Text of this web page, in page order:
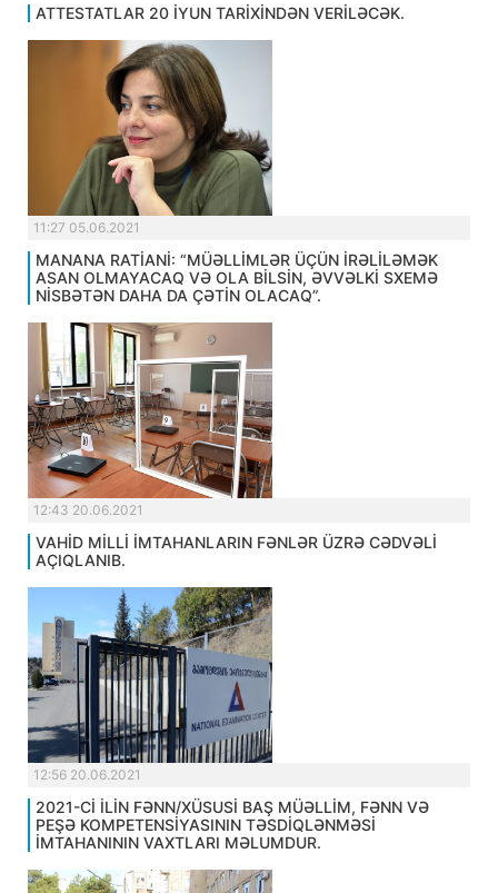
ATTESTATLAR 20 İYUN TARİXİNDƏN VERİLƏCƏK.
11:27 05.06.2021
MANANA RATİANİ: “MÜƏLLİMLƏR ÜÇÜN İRƏLİLƏMƏK
ASAN OLMAYACAQ VƏ OLA BİLSİN, ƏVVƏLKİ SXEMƏ
NİSBƏTƏN DAHA DA ÇƏTİN OLACAQ”.
12:43 20.06.2021
VAHİD MİLLİ İMTAHANLARIN FƏNLƏR ÜZRƏ CƏDVƏLİ
AÇIQLANIB.
12:56 20.06.2021
2021-Cİ İLİN FƏNN/XÜSUSİ BAŞ MÜƏLLİM, FƏNN VƏ
PEŞƏ KOMPETENSİYASININ TƏSDİQLƏNMƏSİ
İMTAHANININ VAXTLARI MƏLUMDUR.